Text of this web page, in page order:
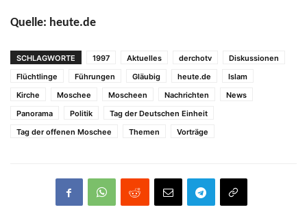
Quelle: heute.de
SCHLAGWORTE 1997 Aktuelles derchotv
Diskussionen
Flüchtlinge
Führungen Gläubig heute.de
Islam
Kirche
Moschee Moscheen Nachrichten
News
Panorama
Politik
Tag der Deutschen Einheit
Tag der offenen Moschee
Themen Vorträge